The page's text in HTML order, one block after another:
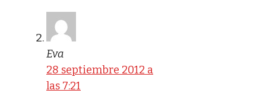
Eva
28 septiembre 2012 a
las 7:21